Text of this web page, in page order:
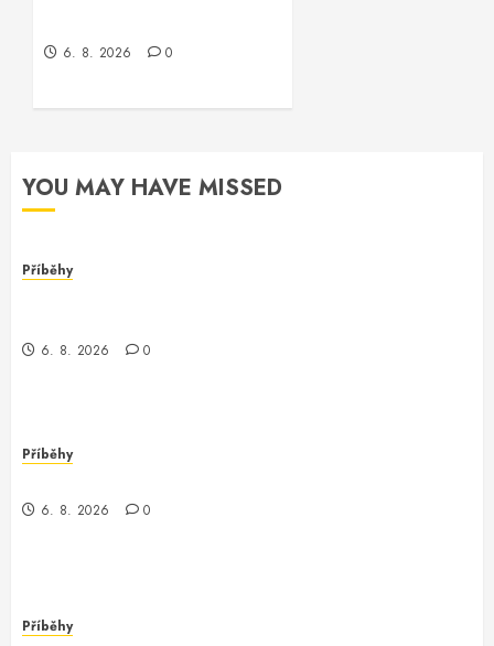
6. 8. 2026 0
YOU MAY HAVE MISSED
Příběhy
6. 8. 2026 0
Příběhy
6. 8. 2026 0
Příběhy